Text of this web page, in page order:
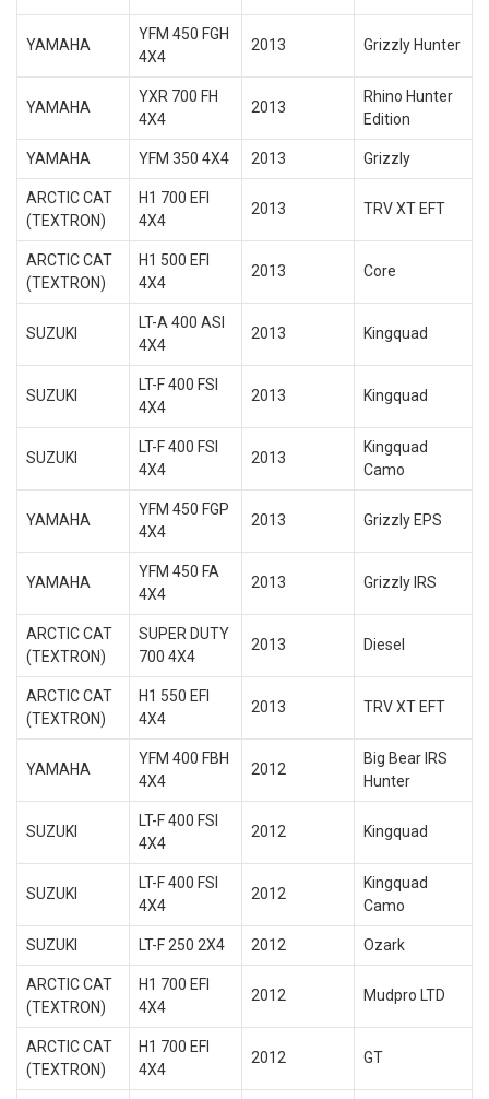
YAMAHA
YFM 450 FGH
4X4
2013 Grizzly Hunter
YAMAHA
YXR 700 FH
4X4
2013
Rhino Hunter
Edition
YAMAHA YFM 350 4X4 2013 Grizzly
ARCTIC CAT
(TEXTRON)
H1 700 EFI
4X4
2013 TRV XT EFT
ARCTIC CAT
(TEXTRON)
H1 500 EFI
4X4
2013 Core
SUZUKI
LT-A 400 ASI
4X4
2013 Kingquad
SUZUKI
LT-F 400 FSI
4X4
2013 Kingquad
SUZUKI
LT-F 400 FSI
4X4
2013
Kingquad
Camo
YAMAHA
YFM 450 FGP
4X4
2013 Grizzly EPS
YAMAHA
YFM 450 FA
4X4
2013 Grizzly IRS
ARCTIC CAT
(TEXTRON)
SUPER DUTY
700 4X4
2013 Diesel
ARCTIC CAT
(TEXTRON)
H1 550 EFI
4X4
2013 TRV XT EFT
YAMAHA
YFM 400 FBH
4X4
2012
Big Bear IRS
Hunter
SUZUKI
LT-F 400 FSI
4X4
2012 Kingquad
SUZUKI
LT-F 400 FSI
4X4
2012
Kingquad
Camo
SUZUKI LT-F 250 2X4 2012 Ozark
ARCTIC CAT
(TEXTRON)
H1 700 EFI
4X4
2012 Mudpro LTD
ARCTIC CAT
(TEXTRON)
H1 700 EFI
4X4
2012 GT